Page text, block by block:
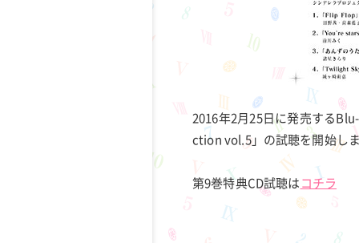
2016年2月25日に発売する
ction vol.5」の試聴を開始し
第9巻特典CD試聴は コチラ